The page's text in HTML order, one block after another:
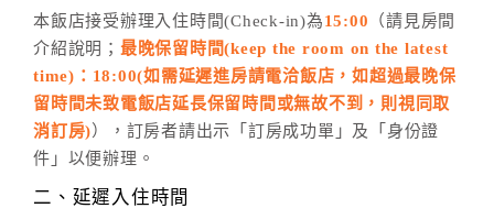
五、客服時間
週一至週日，上午9:00～晚上6:00
六、聯絡方式
週一至週日：客服聯絡單、LINE@、電話：
(07)9682715 。
本飯店接受辦理入住時間(Check-in)為15:00 （請見房間
介紹說明； 最晚保留時間(keep the room on the latest
time)：18:00(如需延遲進房請電洽飯店，如超過最晚保
留時間未致電飯店延長保留時間或無故不到，則視同取
消訂房)），訂房者請出示「訂房成功單」及「身份證
件」以便辦理。
二、延遲入住時間